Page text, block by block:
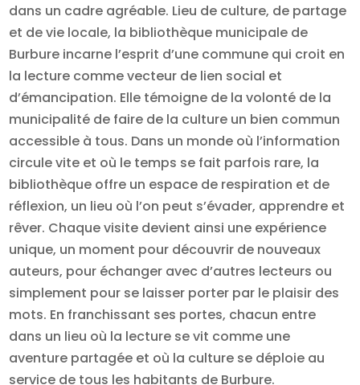
dans un cadre agréable. Lieu de culture, de partage
et de vie locale, la bibliothèque municipale de
Burbure incarne l’esprit d’une commune qui croit en
la lecture comme vecteur de lien social et
d’émancipation. Elle témoigne de la volonté de la
municipalité de faire de la culture un bien commun
accessible à tous. Dans un monde où l’information
circule vite et où le temps se fait parfois rare, la
bibliothèque offre un espace de respiration et de
réflexion, un lieu où l’on peut s’évader, apprendre et
rêver. Chaque visite devient ainsi une expérience
unique, un moment pour découvrir de nouveaux
auteurs, pour échanger avec d’autres lecteurs ou
simplement pour se laisser porter par le plaisir des
mots. En franchissant ses portes, chacun entre
dans un lieu où la lecture se vit comme une
aventure partagée et où la culture se déploie au
service de tous les habitants de Burbure.